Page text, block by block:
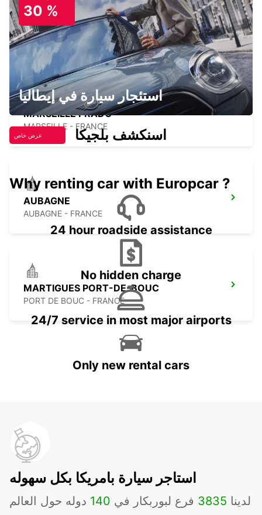
MARSEILLE SAINT-CHARLES RAILWAY
STATION
MARSEILLE - FRANCE
MARSEILLE PRADO
MARSEILLE - FRANCE
AUBAGNE
AUBAGNE - FRANCE
MARTIGUES PORT-DE-BOUC
PORT DE BOUC - FRANCE
30 %
استئجار سيارة في إيطاليا
عرض خاص اسنكشف بلجيكا
Why renting car with Europcar ?
24 hour roadside assistance
No hidden charge
24/7 service in most major airports
Only new rental cars
استاجر سيارة بامريكا بكل سهوله
لدينا 3835 فرع لبوربكار في 140 دوله حول العالم